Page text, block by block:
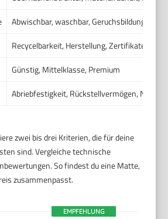
Abwischbar, waschbar, Geruchsbildung,
Recycelbarkeit, Herstellung, Zertifikate wie
Günstig, Mittelklasse, Premium
Abriebfestigkeit, Rückstellvermögen, Nähte
zwei bis drei Kriterien, die für deine
sind. Vergleiche technische
So findest du eine Matte,
zusammenpasst.
EMPFEHLUNG